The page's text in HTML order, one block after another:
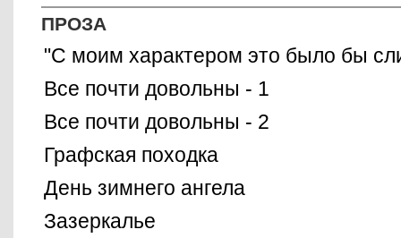
ПРОЗА
"С моим характером это было бы
Все почти довольны - 1
Все почти довольны - 2
Графская походка
День зимнего ангела
Зазеркалье